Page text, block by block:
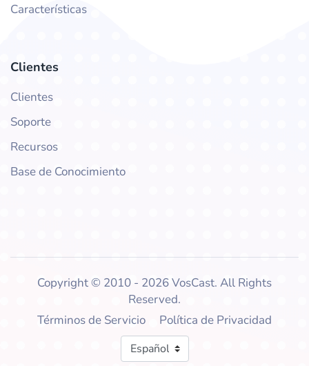
Características
Clientes
Clientes
Soporte
Recursos
Base de Conocimiento
Copyright © 2010 - 2026 VosCast. All Rights
Reserved.
Términos de Servicio
Política de Privacidad
Idioma